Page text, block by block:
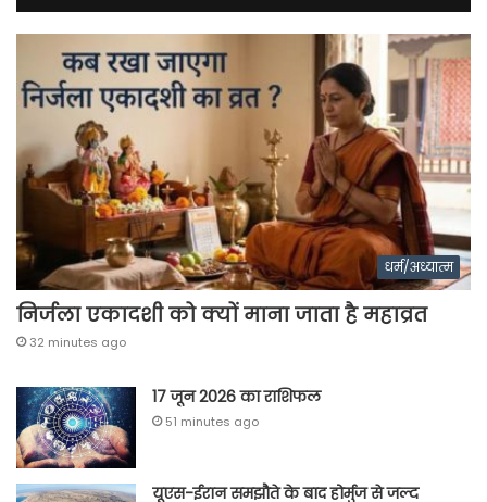
धर्म/अध्यात्म
निर्जला एकादशी को क्यों माना जाता है महाव्रत
32 minutes ago
17 जून 2026 का राशिफल
51 minutes ago
यूएस-ईरान समझौते के बाद होर्मुज से जल्द